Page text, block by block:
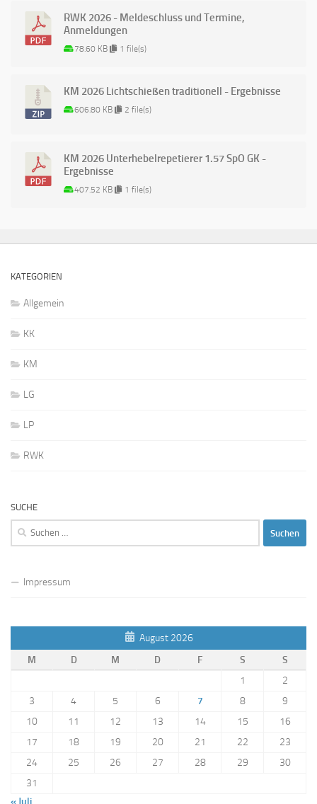
RWK 2026 - Meldeschluss und Termine,
Anmeldungen
78.60 KB 1 file(s)
KM 2026 Lichtschießen traditionell - Ergebnisse
606.80 KB 2 file(s)
KM 2026 Unterhebelrepetierer 1.57 SpO GK -
Ergebnisse
407.52 KB 1 file(s)
KATEGORIEN
Allgemein
KK
KM
LG
LP
RWK
SUCHE
Suchen
nach:
Impressum
August 2026
M
D M D F S
S
1
2
3
4 5 6 7 8
9
10
11 12 13 14 15
16
17
18 19 20 21 22
23
24
25 26 27 28 29
30
31